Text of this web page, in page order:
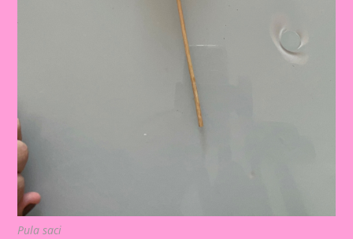
Pula saci